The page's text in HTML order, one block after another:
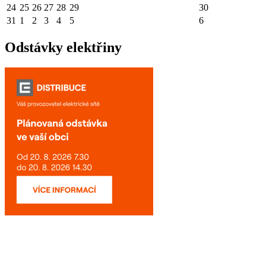
24 25 26 27 28 29
30
31 1 2 3 4 5 6
Odstávky elektřiny